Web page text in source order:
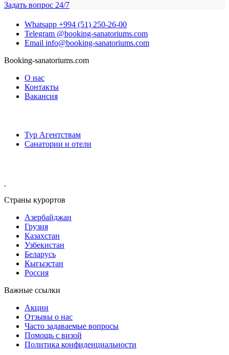
Задать вопрос 24/7
Whatsapp +994 (51) 250-26-00
Telegram @booking-sanatoriums.com
Email info@booking-sanatoriums.com
Booking-sanatoriums.com
О нас
Контакты
Вакансия
Тур Агентствам
Санатории и отели
Страны курортов
Азербайджан
Грузия
Казахстан
Узбекистан
Беларусь
Кыгызстан
Россия
Важные ссылки
Акции
Отзывы о нас
Часто задаваемые вопросы
Помощь с визой
Политика конфиденциальности